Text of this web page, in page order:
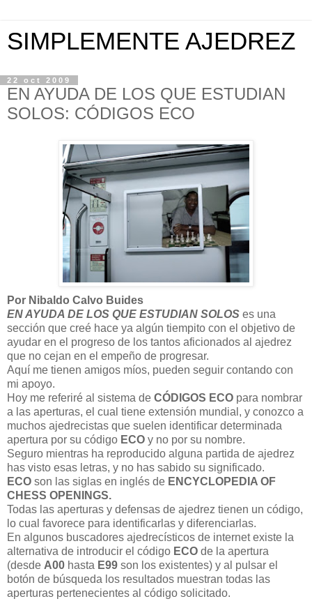
SIMPLEMENTE AJEDREZ
22 oct 2009
EN AYUDA DE LOS QUE ESTUDIAN
SOLOS: CÓDIGOS ECO
Por Nibaldo Calvo Buides
EN AYUDA DE LOS QUE ESTUDIAN SOLOS es una
sección que creé hace ya algún tiempito con el objetivo de
ayudar en el progreso de los tantos aficionados al ajedrez
que no cejan en el empeño de progresar.
Aquí me tienen amigos míos, pueden seguir contando con
mi apoyo.
Hoy me referiré al sistema de CÓDIGOS ECO para nombrar
a las aperturas, el cual tiene extensión mundial, y conozco a
muchos ajedrecistas que suelen identificar determinada
apertura por su código ECO y no por su nombre.
Seguro mientras ha reproducido alguna partida de ajedrez
has visto esas letras, y no has sabido su significado.
ECO son las siglas en inglés de ENCYCLOPEDIA OF
CHESS OPENINGS.
Todas las aperturas y defensas de ajedrez tienen un código,
lo cual favorece para identificarlas y diferenciarlas.
En algunos buscadores ajedrecísticos de internet existe la
alternativa de introducir el código ECO de la apertura
(desde A00 hasta E99 son los existentes) y al pulsar el
botón de búsqueda los resultados muestran todas las
aperturas pertenecientes al código solicitado.